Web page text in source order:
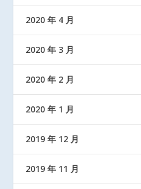
2020 年 4 月
2020 年 3 月
2020 年 2 月
2020 年 1 月
2019 年 12 月
2019 年 11 月